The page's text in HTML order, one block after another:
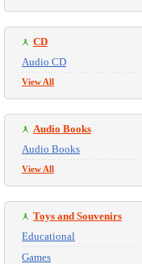
CD
Audio CD
View All
Audio Books
Audio Books
View All
Toys and Souvenirs
Educational
Games